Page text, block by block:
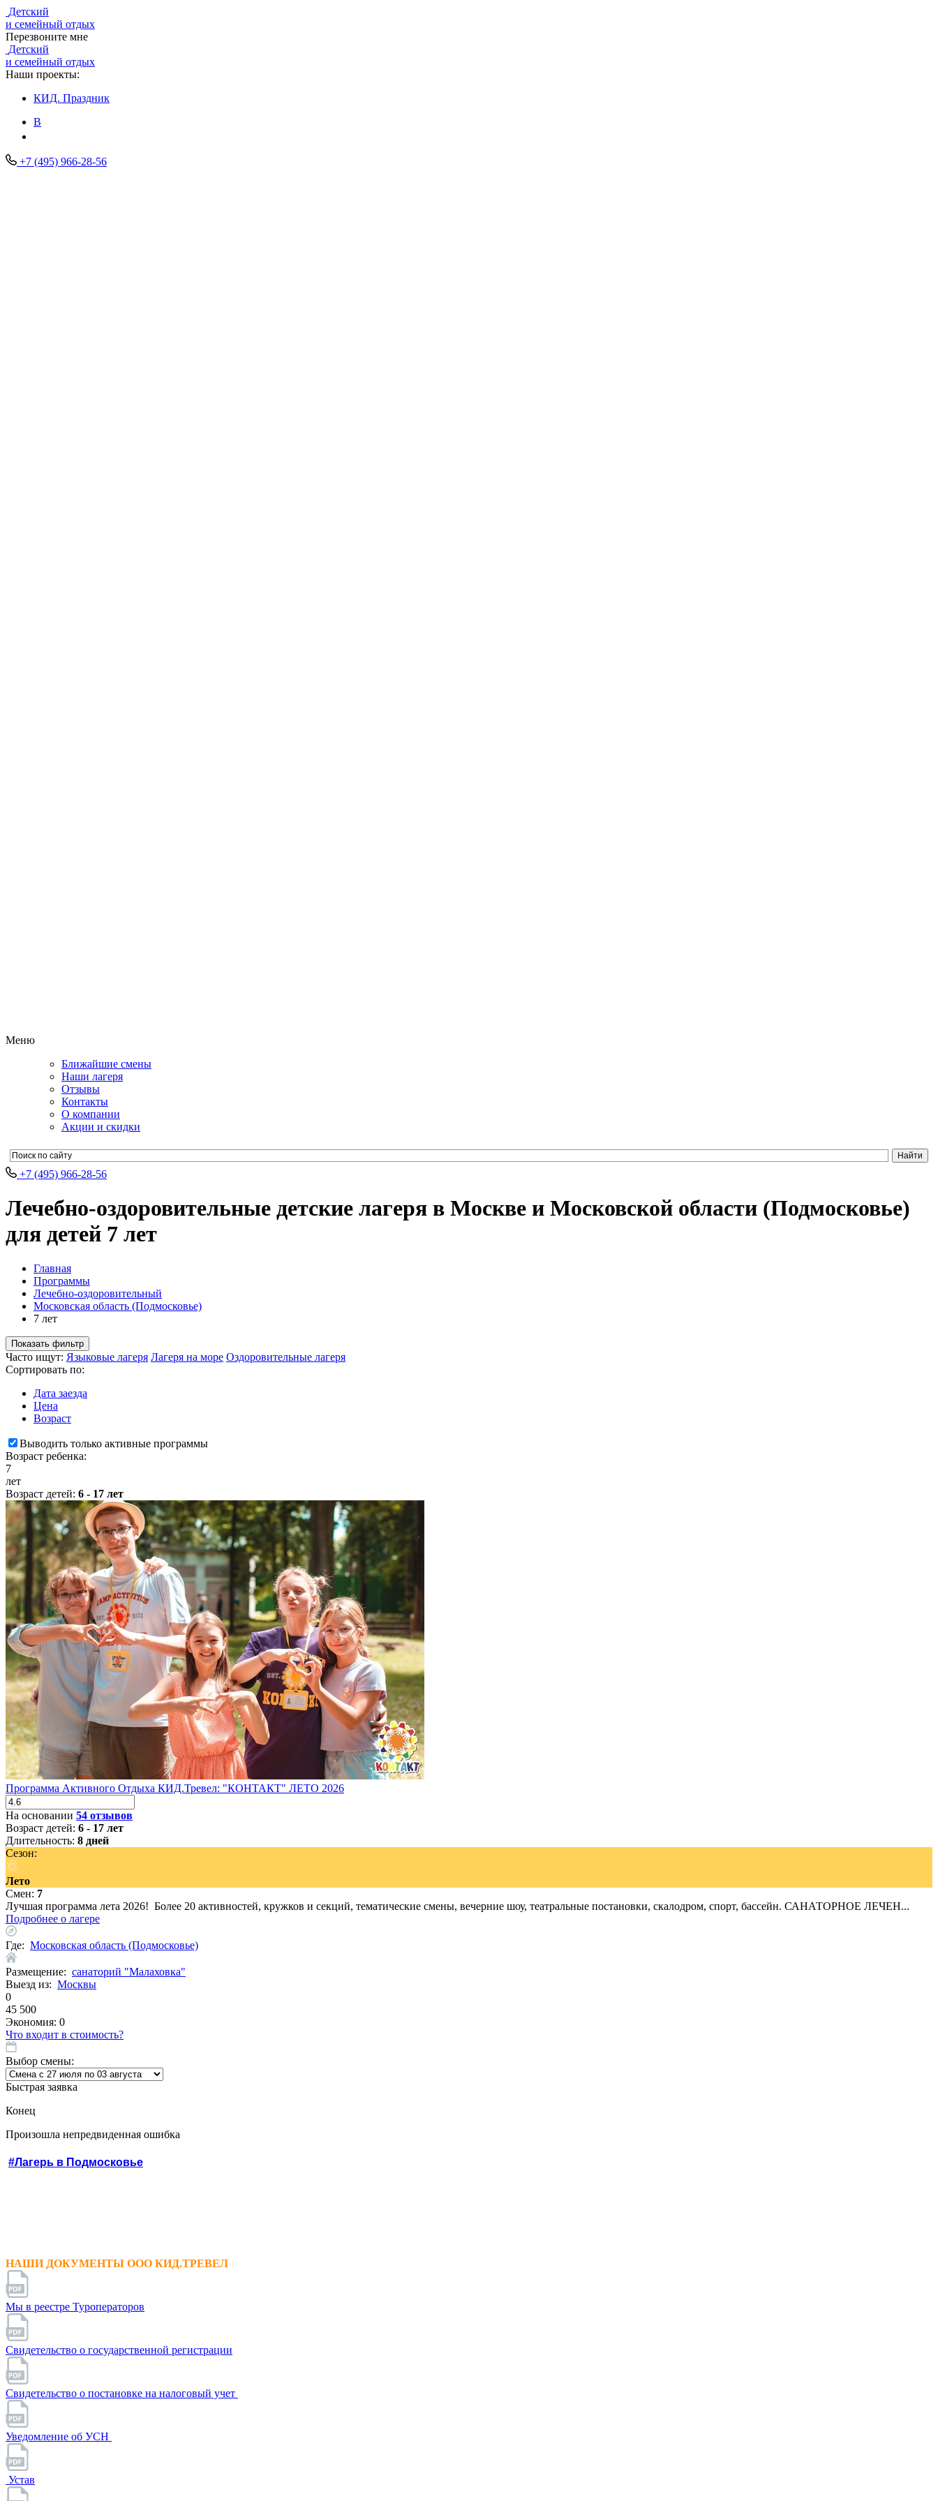
Детский
и семейный отдых
Перезвоните мне
Детский
и семейный отдых
Наши проекты:
КИД. Праздник
В
+7 (495) 966-28-56
Меню
Ближайшие смены
Наши лагеря
Отзывы
Контакты
О компании
Акции и скидки
+7 (495) 966-28-56
Лечебно-оздоровительные детские лагеря в Москве и Московской области (Подмосковье)
для детей 7 лет
Главная
Программы
Лечебно-оздоровительный
Московская область (Подмосковье)
7 лет
Показать фильтр
Часто ищут: Языковые лагеря Лагеря на море Оздоровительные лагеря
Сортировать по:
Дата заезда
Цена
Возраст
Выводить только активные программы
Возраст ребенка:
7
лет
Возраст детей: 6 - 17 лет
Программа Активного Отдыха КИД.Тревел: "КОНТАКТ" ЛЕТО 2026
На основании 54 отзывов
Возраст детей: 6 - 17 лет
Длительность: 8 дней
Сезон:
Лето
Смен: 7
Лучшая программа лета 2026! Более 20 активностей, кружков и секций, тематические смены, вечерние шоу, театральные постановки, скалодром, спорт, бассейн. САНАТОРНОЕ ЛЕЧЕН...
Подробнее о лагере
Где: Московская область (Подмосковье)
Размещение: санаторий "Малаховка"
Выезд из: Москвы
0
45 500
Экономия: 0
Что входит в стоимость?
Выбор смены:
Быстрая заявка
Конец
Произошла непредвиденная ошибка
#Лагерь в Подмосковье
НАШИ ДОКУМЕНТЫ ООО КИД.ТРЕВЕЛ
Мы в реестре Туроператоров
Свидетельство о государственной регистрации
Свидетельство о постановке на налоговый учет
Уведомление об УСН
Устав